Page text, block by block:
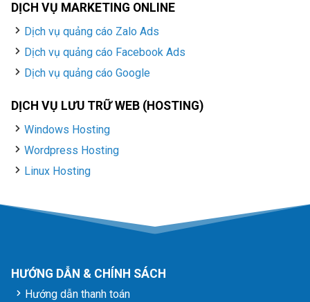
DỊCH VỤ MARKETING ONLINE
Dịch vụ quảng cáo Zalo Ads
Dịch vụ quảng cáo Facebook Ads
Dịch vụ quảng cáo Google
DỊCH VỤ LƯU TRỮ WEB (HOSTING)
Windows Hosting
Wordpress Hosting
Linux Hosting
HƯỚNG DẪN & CHÍNH SÁCH
Hướng dẫn thanh toán